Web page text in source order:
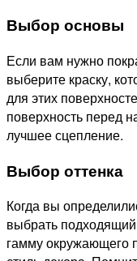
Выбор основы
Если вам нужно
выберите краску,
для этих
поверхность перед
лучшее сцепление.
Выбор оттенка
Когда вы
выбрать
гамму окружающего